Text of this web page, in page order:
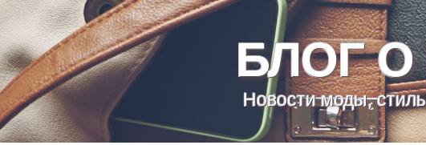
БЛОГ
Новости моды,